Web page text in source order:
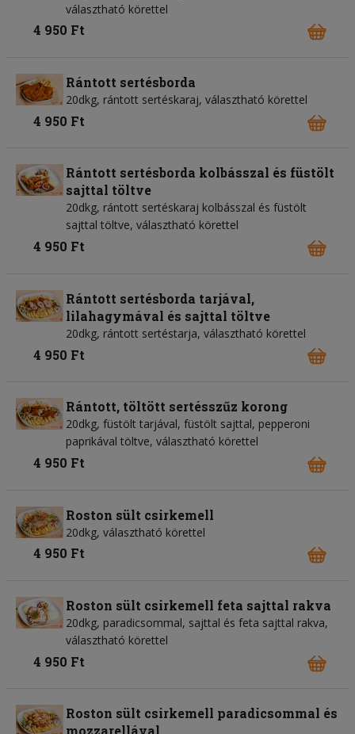
választható körettel
4 950 Ft
Rántott sertésborda
20dkg, rántott sertéskaraj, választható körettel
4 950 Ft
Rántott sertésborda kolbásszal és füstölt
sajttal töltve
20dkg, rántott sertéskaraj kolbásszal és füstölt
sajttal töltve, választható körettel
4 950 Ft
Rántott sertésborda tarjával,
lilahagymával és sajttal töltve
20dkg, rántott sertéstarja, választható körettel
4 950 Ft
Rántott, töltött sertésszűz korong
20dkg, füstölt tarjával, füstölt sajttal, pepperoni
paprikával töltve, választható körettel
4 950 Ft
Roston sült csirkemell
20dkg, választható körettel
4 950 Ft
Roston sült csirkemell feta sajttal rakva
20dkg, paradicsommal, sajttal és feta sajttal rakva,
választható körettel
4 950 Ft
Roston sült csirkemell paradicsommal és